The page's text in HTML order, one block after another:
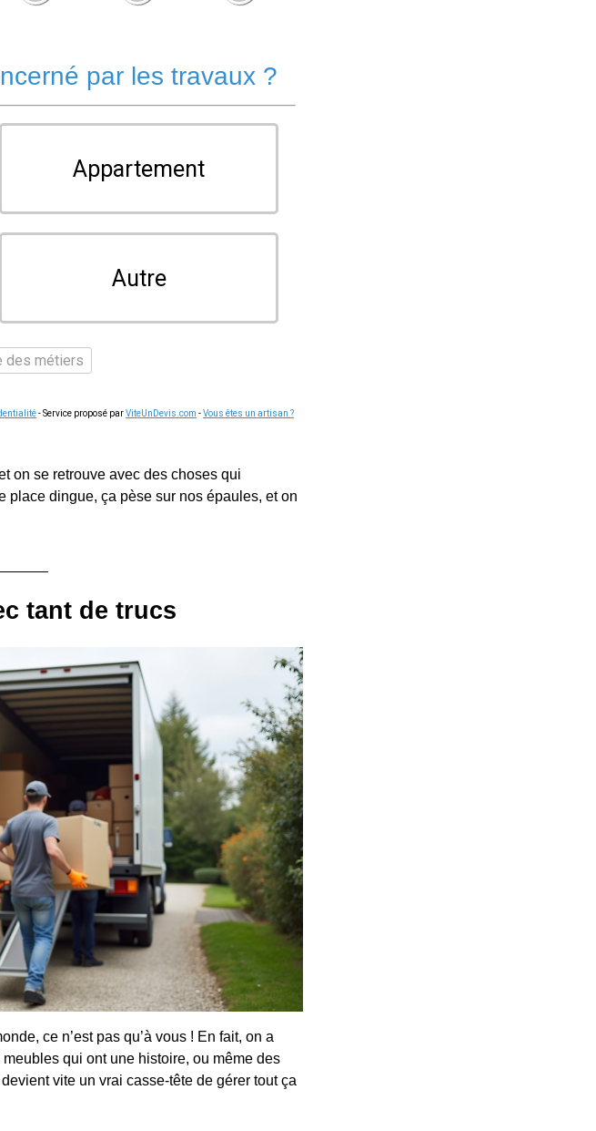
par les travaux ?
Appartement
Autre
des métiers
- Service proposé parViteUnDevis.com -Vous êtes un artisan ?
on se retrouve avec des choses qui
place dingue, ça pèse sur nos épaules, et on
tant de trucs
ce n’est pas qu’à vous ! En fait, on a
qui ont une histoire, ou même des
vite un vrai casse-tête de gérer tout ça